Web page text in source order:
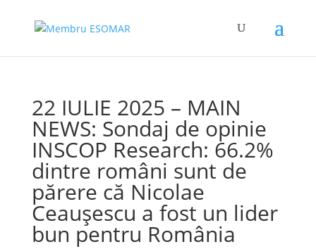
22 IULIE 2025 – MAIN
NEWS: Sondaj de opinie
INSCOP Research: 66.2%
dintre români sunt de
părere că Nicolae
Ceaușescu a fost un lider
bun pentru România